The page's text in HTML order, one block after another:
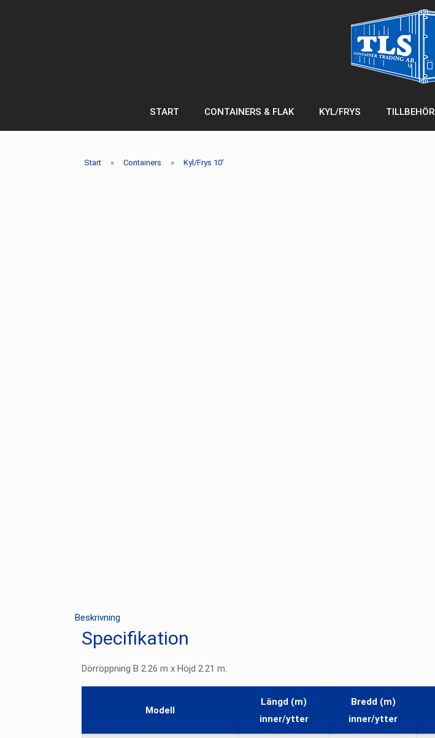
START CONTAINERS & FLAK KYL/FRYS TILLBEHÖR
Start » Containers » Kyl/Frys 10′
Beskrivning
Specifikation
Dörröppning B 2.26 m x Höjd 2.21 m.
Modell
Längd (m)
inner/ytter
Bredd (m)
inner/ytter